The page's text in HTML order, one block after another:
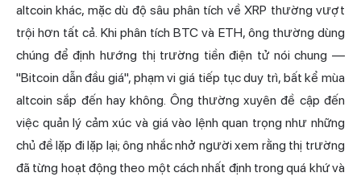
altcoin khác, mặc dù độ sâu phân tích về XRP thường vượt
trội hơn tất cả. Khi phân tích BTC và ETH, ông thường dùng
chúng để định hướng thị trường tiền điện tử nói chung —
"Bitcoin dẫn đầu giá", phạm vi giá tiếp tục duy trì, bất kể mùa
altcoin sắp đến hay không. Ông thường xuyên đề cập đến
việc quản lý cảm xúc và giá vào lệnh quan trọng như những
chủ đề lặp đi lặp lại; ông nhắc nhở người xem rằng thị trường
đã từng hoạt động theo một cách nhất định trong quá khứ và